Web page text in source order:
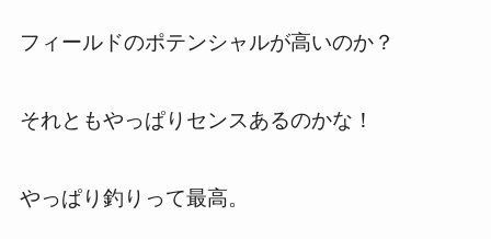
フィールドのポテンシャルが高いのか？
それともやっぱりセンスあるのかな！
やっぱり釣りって最高。